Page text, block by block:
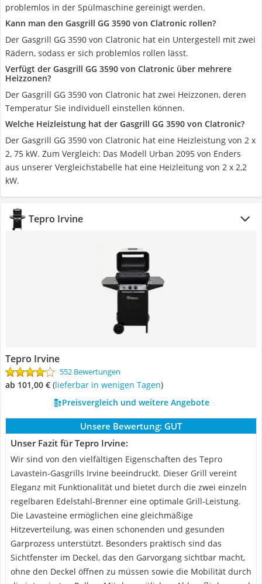
problemlos in der Spülmaschine gereinigt werden.
Kann man den Gasgrill GG 3590 von Clatronic rollen?
Der Gasgrill GG 3590 von Clatronic hat ein Untergestell mit zwei
Rädern, sodass er sich problemlos rollen lässt.
Verfügt der Gasgrill GG 3590 von Clatronic über mehrere
Heizzonen?
Der Gasgrill GG 3590 von Clatronic hat zwei Heizzonen, deren
Temperatur Sie individuell einstellen können.
Welche Heizleistung hat der Gasgrill GG 3590 von Clatronic?
Der Gasgrill GG 3590 von Clatronic hat eine Heizleistung von 2 x
2, 75 kW. Zum Vergleich: Das Modell Urban 2095 von Enders
aus unserer Vergleichstabelle hat eine Heizleitung von 2 x 2,2
kW.
Tepro Irvine
Tepro Irvine
552 Bewertungen
ab 101,00 € ( Lieferbar in wenigen Tagen)
Preisvergleich und weitere Angebote
Unsere Bewertung: GUT
Unser Fazit für Tepro Irvine:
Wir sind von den vielfältigen Eigenschaften des Tepro
Lavastein-Gasgrills Irvine beeindruckt. Dieser Grill vereint
Eleganz mit Funktionalität und bietet durch die zwei einzeln
regelbaren Edelstahl-Brenner eine optimale Grill-Leistung.
Die Lavasteine ermöglichen eine gleichmäßige
Hitzeverteilung, was einen schonenden und gesunden
Garprozess unterstützt. Besonders praktisch sind das
Sichtfenster im Deckel, das den Garvorgang sichtbar macht,
ohne den Deckel öffnen zu müssen sowie die Mobilität durch